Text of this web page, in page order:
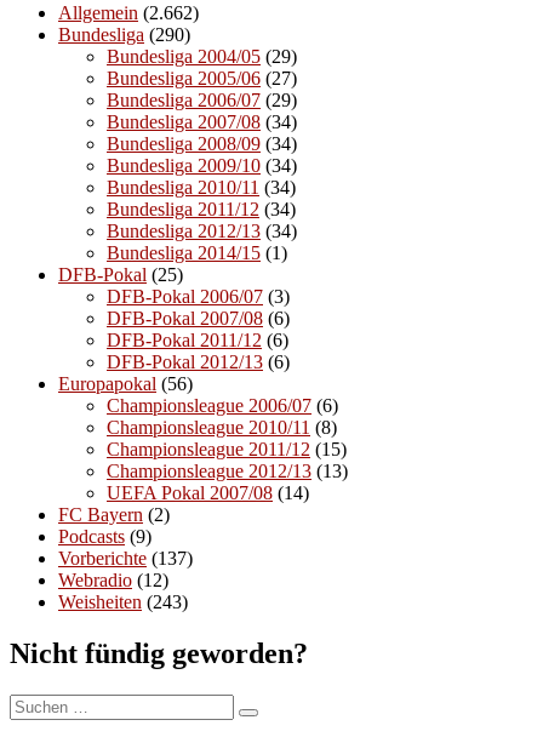
Allgemein (2.662)
Bundesliga (290)
Bundesliga 2004/05 (29)
Bundesliga 2005/06 (27)
Bundesliga 2006/07 (29)
Bundesliga 2007/08 (34)
Bundesliga 2008/09 (34)
Bundesliga 2009/10 (34)
Bundesliga 2010/11 (34)
Bundesliga 2011/12 (34)
Bundesliga 2012/13 (34)
Bundesliga 2014/15 (1)
DFB-Pokal (25)
DFB-Pokal 2006/07 (3)
DFB-Pokal 2007/08 (6)
DFB-Pokal 2011/12 (6)
DFB-Pokal 2012/13 (6)
Europapokal (56)
Championsleague 2006/07 (6)
Championsleague 2010/11 (8)
Championsleague 2011/12 (15)
Championsleague 2012/13 (13)
UEFA Pokal 2007/08 (14)
FC Bayern (2)
Podcasts (9)
Vorberichte (137)
Webradio (12)
Weisheiten (243)
Nicht fündig geworden?
Suchen
nach:
Suchen